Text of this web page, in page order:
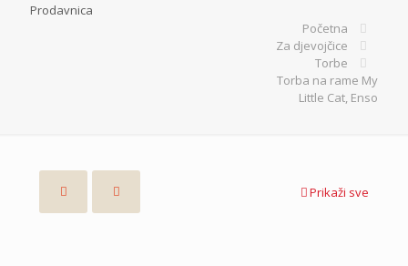
Prodavnica
Početna
Za djevojčice
Torbe
Torba na rame My
Little Cat, Enso
Prikaži sve